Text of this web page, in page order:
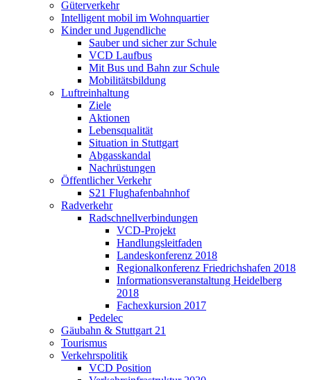
Güterverkehr
Intelligent mobil im Wohnquartier
Kinder und Jugendliche
Sauber und sicher zur Schule
VCD Laufbus
Mit Bus und Bahn zur Schule
Mobilitätsbildung
Luftreinhaltung
Ziele
Aktionen
Lebensqualität
Situation in Stuttgart
Abgasskandal
Nachrüstungen
Öffentlicher Verkehr
S21 Flughafenbahnhof
Radverkehr
Radschnellverbindungen
VCD-Projekt
Handlungsleitfaden
Landeskonferenz 2018
Regionalkonferenz Friedrichshafen 2018
Informationsveranstaltung Heidelberg
2018
Fachexkursion 2017
Pedelec
Gäubahn & Stuttgart 21
Tourismus
Verkehrspolitik
VCD Position